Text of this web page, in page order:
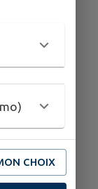
CHOIX